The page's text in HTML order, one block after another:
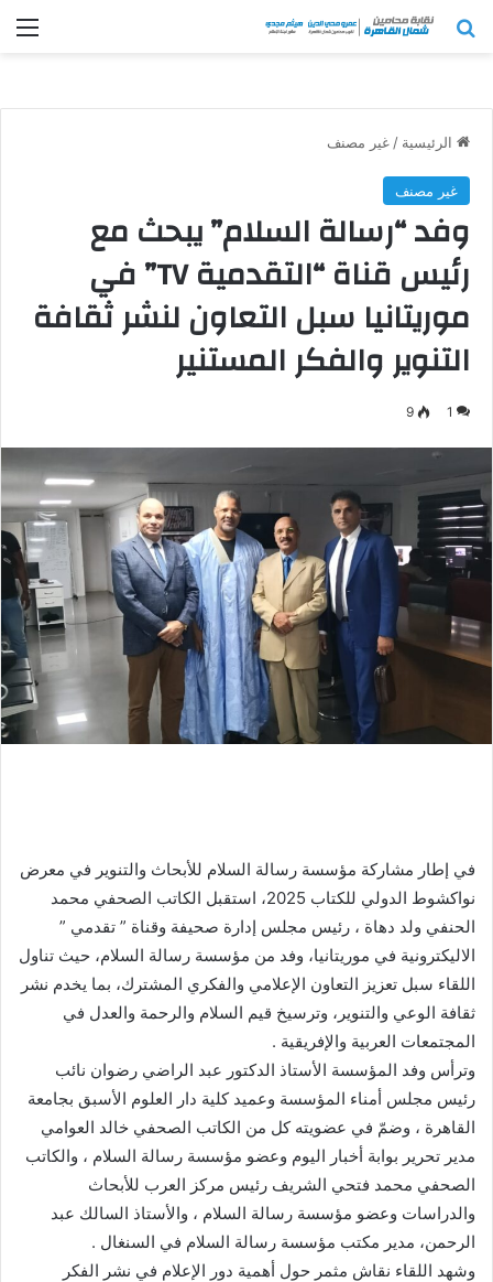
بحث عن
الرئيسية / غير مصنف
غير مصنف
وفد “رسالة السلام” يبحث مع
رئيس قناة “التقدمية TV” في
موريتانيا سبل التعاون لنشر ثقافة
التنوير والفكر المستنير
1
9
في إطار مشاركة مؤسسة رسالة السلام للأبحاث والتنوير في معرض
نواكشوط الدولي للكتاب 2025، استقبل الكاتب الصحفي محمد
الحنفي ولد دهاة ، رئيس مجلس إدارة صحيفة وقناة ” تقدمي ”
الاليكترونية في موريتانيا، وفد من مؤسسة رسالة السلام، حيث تناول
اللقاء سبل تعزيز التعاون الإعلامي والفكري المشترك، بما يخدم نشر
ثقافة الوعي والتنوير، وترسيخ قيم السلام والرحمة والعدل في
المجتمعات العربية والإفريقية .
وترأس وفد المؤسسة الأستاذ الدكتور عبد الراضي رضوان نائب
رئيس مجلس أمناء المؤسسة وعميد كلية دار العلوم الأسبق بجامعة
القاهرة ، وضمّ في عضويته كل من الكاتب الصحفي خالد العوامي
مدير تحرير بوابة أخبار اليوم وعضو مؤسسة رسالة السلام ، والكاتب
الصحفي محمد فتحي الشريف رئيس مركز العرب للأبحاث
والدراسات وعضو مؤسسة رسالة السلام ، والأستاذ السالك عبد
الرحمن، مدير مكتب مؤسسة رسالة السلام في السنغال .
وشهد اللقاء نقاش مثمر حول أهمية دور الإعلام في نشر الفكر